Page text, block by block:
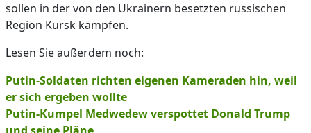
sollen in der von den Ukrainern besetzten russischen
Region Kursk kämpfen.
Lesen Sie außerdem noch:
Putin-Soldaten richten eigenen Kameraden hin, weil
er sich ergeben wollte
Putin-Kumpel Medwedew verspottet Donald Trump